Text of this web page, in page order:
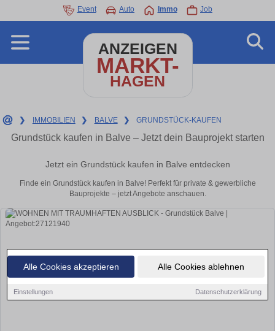
Alle Cookies akzeptieren Alle Cookies ablehnen
Einstellungen Datenschutzerklärung
Event Auto Immo Job
ANZEIGEN
MARKT-
HAGEN
❯ IMMOBILIEN ❯ BALVE ❯ GRUNDSTÜCK-KAUFEN
Grundstück kaufen in Balve – Jetzt dein Bauprojekt starten
Jetzt ein Grundstück kaufen in Balve entdecken
Finde ein Grundstück kaufen in Balve! Perfekt für private & gewerbliche
Bauprojekte – jetzt Angebote anschauen.